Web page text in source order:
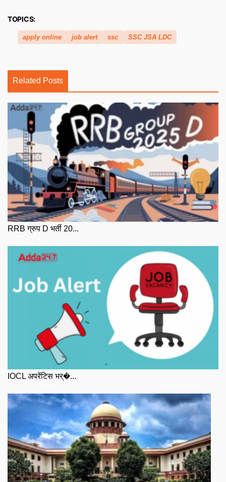
TOPICS:
apply online job alert ssc SSC JSA LDC
Related Posts
RRB ग्रुप D भर्ती 20...
IOCL अपरेंटिस भर्�...